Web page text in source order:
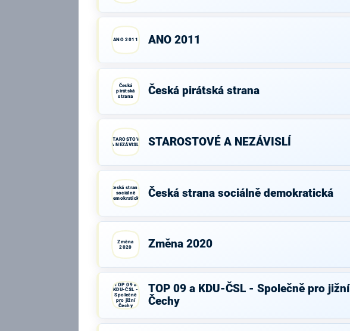
ANO 2011 ANO 2011
Česká
pirátská
strana
Česká pirátská strana
STAROSTOVÉ
A NEZÁVISLÍ
STAROSTOVÉ A NEZÁVISLÍ
Česká strana
sociálně
demokratická
Česká strana sociálně demokratická
Změna
2020
Změna 2020
TOP 09 a
KDU-ČSL -
Společně
pro jižní
Čechy
TOP 09 a KDU-ČSL - Společně pro jižní
Čechy